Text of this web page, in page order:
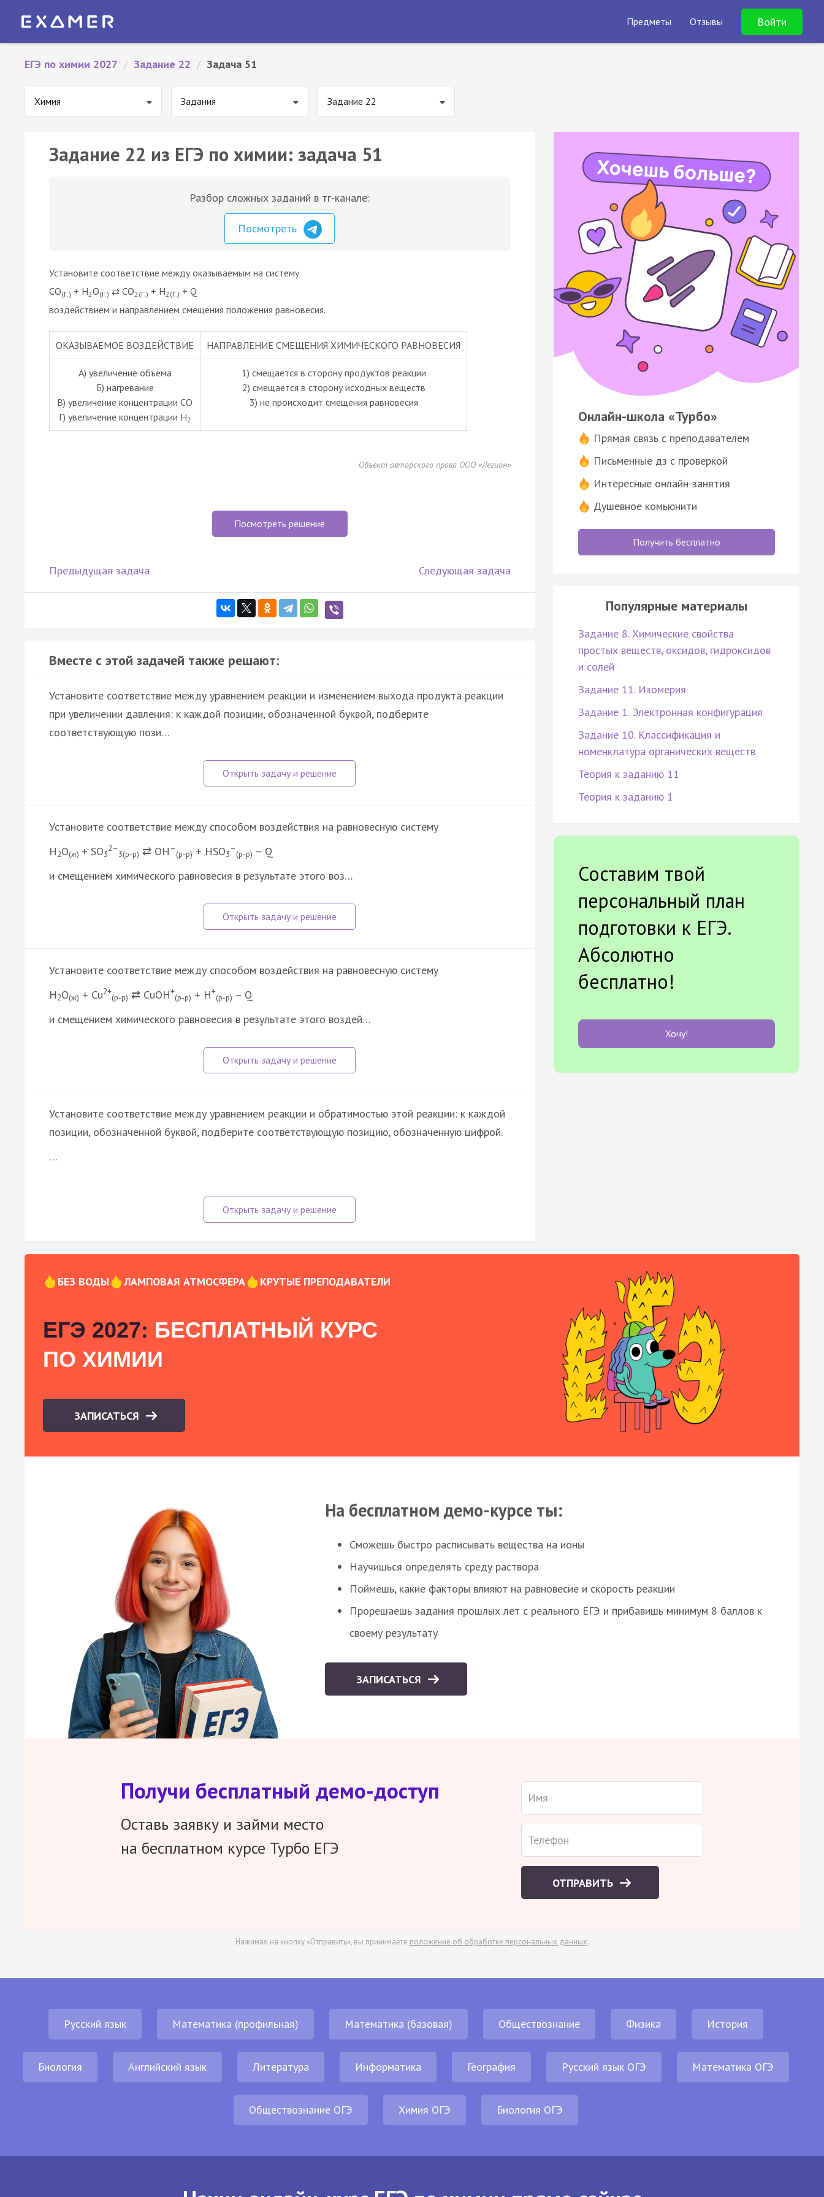
Предметы Отзывы Войти
ЕГЭ по химии 2027 / Задание 22 / Задача 51
Химия Задания Задание 22
Задание 22 из ЕГЭ по химии: задача 51
Разбор сложных заданий в тг-канале:
Посмотреть
Установите соответствие между оказываемым на систему
CO(Г.) + H2O(Г.) ⇄ CO2(Г.) + H2(Г.) + Q
воздействием и направлением смещения положения равновесия.
ОКАЗЫВАЕМОЕ ВОЗДЕЙСТВИЕ НАПРАВЛЕНИЕ СМЕЩЕНИЯ ХИМИЧЕСКОГО РАВНОВЕСИЯ
А) увеличение объёма
Б) нагревание
В) увеличение концентрации СО
Г) увеличение концентрации Н2
1) смещается в сторону продуктов реакции
2) смещается в сторону исходных веществ
3) не происходит смещения равновесия
Объект авторского права ООО «Легион»
Посмотреть решение
Предыдущая задача Следующая задача
Вместе с этой задачей также решают:
Установите соответствие между уравнением реакции и изменением выхода продукта реакции
при увеличении давления: к каждой позиции, обозначенной буквой, подберите
соответствующую пози…
Установите соответствие между способом воздействия на равновесную систему
H2O(ж) + SO3
2–
3(р‑р) ⇄ OH –
(р‑р) + HSO3
–
(р‑р) – Q
и смещением химического равновесия в результате этого воз…
Установите соответствие между способом воздействия на равновесную систему
H2O(ж) + Cu2+
(р‑р) ⇄ CuOH+
(р‑р) + H+
(р‑р) – Q
и смещением химического равновесия в результате этого воздей…
Установите соответствие между уравнением реакции и обратимостью этой реакции: к каждой
позиции, обозначенной буквой, подберите соответствующую позицию, обозначенную цифрой.
…
Онлайн-школа «Турбо»
Прямая связь с преподавателем
Письменные дз с проверкой
Интересные онлайн-занятия
Душевное комьюнити
Получить бесплатно
Популярные материалы
Задание 8. Химические свойства
простых веществ, оксидов, гидроксидов
и солей
Задание 11. Изомерия
Задание 1. Электронная конфигурация
Задание 10. Классификация и
номенклатура органических веществ
Теория к заданию 11
Теория к заданию 1
Составим твой
персональный план
подготовки к ЕГЭ.
Абсолютно
бесплатно!
Хочу!
БЕЗ ВОДЫ ЛАМПОВАЯ АТМОСФЕРА КРУТЫЕ ПРЕПОДАВАТЕЛИ
ЕГЭ 2027: БЕСПЛАТНЫЙ КУРС
ПО ХИМИИ
ЗАПИСАТЬСЯ
На бесплатном демо-курсе ты:
Сможешь быстро расписывать вещества на ионы
Научишься определять среду раствора
Поймешь, какие факторы влияют на равновесие и скорость реакции
Прорешаешь задания прошлых лет с реального ЕГЭ и прибавишь минимум 8 баллов к
своему результату
ЗАПИСАТЬСЯ
Получи бесплатный демо-доступ
Оставь заявку и займи место
на бесплатном курсе Турбо ЕГЭ
ОТПРАВИТЬ
Нажимая на кнопку «Отправить», вы принимаете положение об обработке персональных данных.
Русский язык Математика (профильная) Математика (базовая) Обществознание Физика История
Биология Английский язык Литература Информатика География Русский язык ОГЭ Математика ОГЭ
Обществознание ОГЭ Химия ОГЭ Биология ОГЭ